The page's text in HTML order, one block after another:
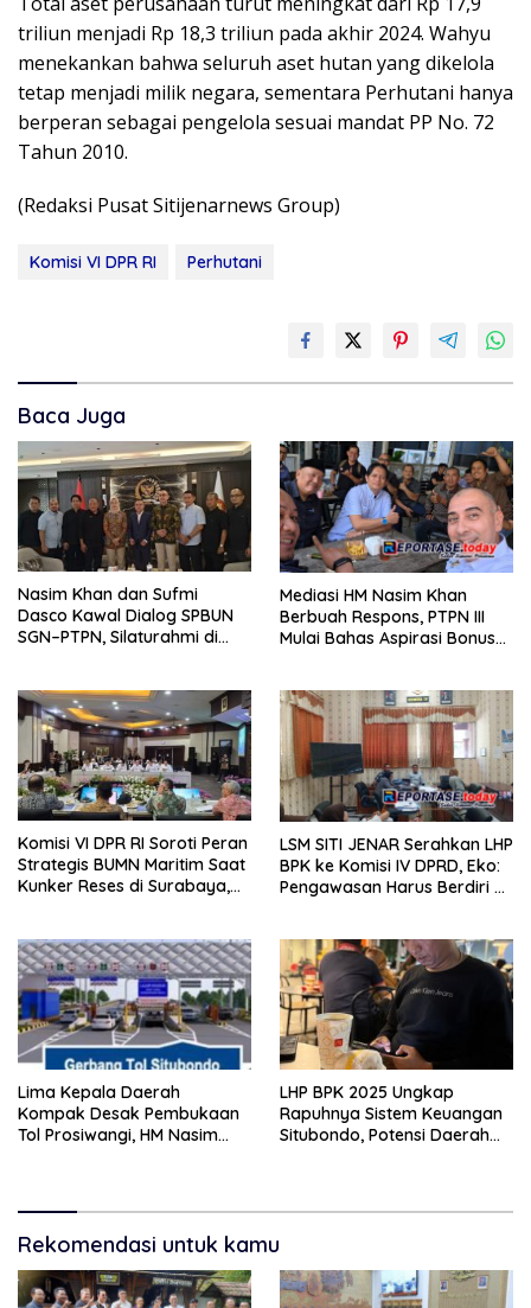
triliun menjadi Rp 18,3 triliun pada akhir 2024. Wahyu
menekankan bahwa seluruh aset hutan yang dikelola
tetap menjadi milik negara, sementara Perhutani hanya
berperan sebagai pengelola sesuai mandat PP No. 72
Tahun 2010.
(Redaksi Pusat Sitijenarnews Group)
Komisi VI DPR RI Perhutani
Baca Juga
Nasim Khan dan Sufmi
Dasco Kawal Dialog SPBUN
SGN–PTPN, Silaturahmi di
Mediasi HM Nasim Khan
Berbuah Respons, PTPN III
Mulai Bahas Aspirasi Bonus
Komisi VI DPR RI Soroti Peran
Strategis BUMN Maritim Saat
Kunker Reses di Surabaya,
LSM SITI JENAR Serahkan LHP
BPK ke Komisi IV DPRD, Eko:
Pengawasan Harus Berdiri di
Lima Kepala Daerah
Kompak Desak Pembukaan
Tol Prosiwangi, HM Nasim
LHP BPK 2025 Ungkap
Rapuhnya Sistem Keuangan
Situbondo, Potensi Daerah
Rekomendasi untuk kamu